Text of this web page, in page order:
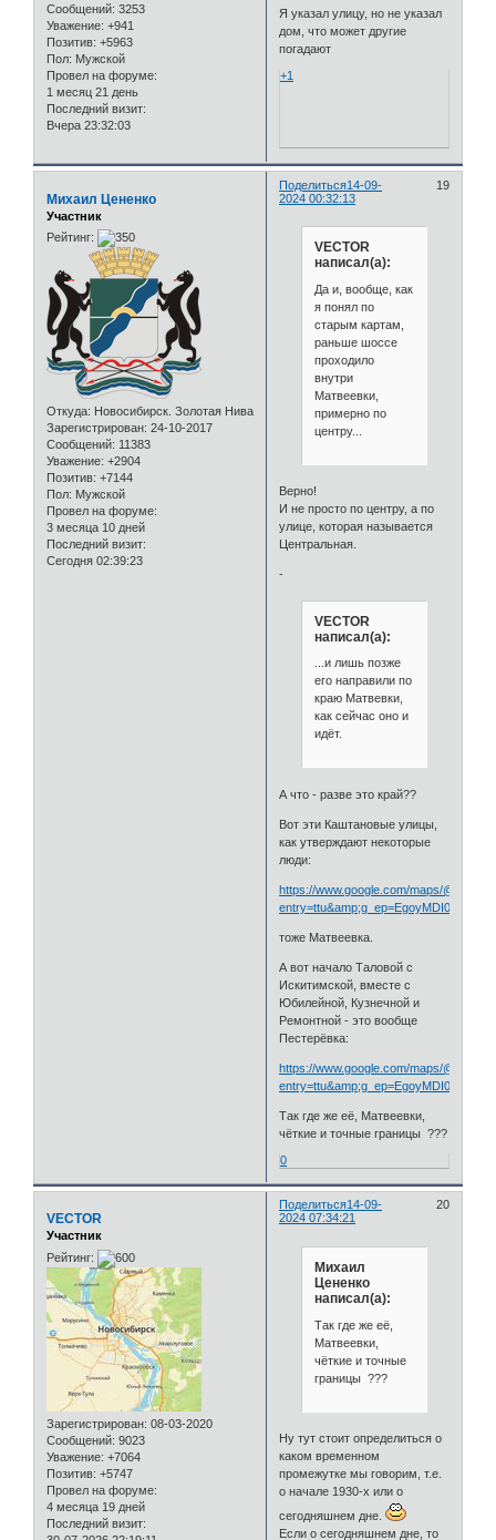
Сообщений: 3253
Уважение: +941
Позитив: +5963
Пол: Мужской
Провел на форуме:
1 месяц 21 день
Последний визит:
Вчера 23:32:03
Я указал улицу, но не указал
дом, что может другие
погадают
+1
Поделиться 19
14-09-
2024 00:32:13
Михаил Цененко
Участник
Рейтинг:
Откуда: Новосибирск. Золотая Нива
Зарегистрирован: 24-10-2017
Сообщений: 11383
Уважение: +2904
Позитив: +7144
Пол: Мужской
Провел на форуме:
3 месяца 10 дней
Последний визит:
Сегодня 02:39:23
VECTOR
написал(а):
Да и, вообще, как
я понял по
старым картам,
раньше шоссе
проходило
внутри
Матвеевки,
примерно по
центру...
Верно!
И не просто по центру, а по
улице, которая называется
Центральная.
-
VECTOR
написал(а):
...и лишь позже
его направили по
краю Матвевки,
как сейчас оно и
идёт.
А что - разве это край??
Вот эти Каштановые улицы,
как утверждают некоторые
люди:
https://www.google.com/maps/
тоже Матвеевка.
А вот начало Таловой с
Искитимской, вместе с
Юбилейной, Кузнечной и
Ремонтной - это вообще
Пестерёвка:
https://www.google.com/maps/
Так где же её, Матвеевки,
чёткие и точные границы ???
0
Поделиться 20
14-09-
2024 07:34:21
VECTOR
Участник
Рейтинг:
Зарегистрирован: 08-03-2020
Сообщений: 9023
Уважение: +7064
Позитив: +5747
Провел на форуме:
4 месяца 19 дней
Последний визит:
Михаил
Цененко
написал(а):
Так где же её,
Матвеевки,
чёткие и точные
границы ???
Ну тут стоит определиться о
каком временном
промежутке мы говорим, т.е.
о начале 1930-х или о
сегодняшнем дне.
Если о сегодняшнем дне, то